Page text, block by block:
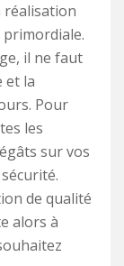
réalisation
primordiale.
il ne faut
et la
Pour
les
sur vos
de qualité
alors à